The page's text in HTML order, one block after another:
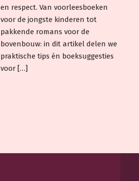
en respect. Van voorleesboeken
voor de jongste kinderen tot
pakkende romans voor de
bovenbouw: in dit artikel delen we
praktische tips én boeksuggesties
voor […]